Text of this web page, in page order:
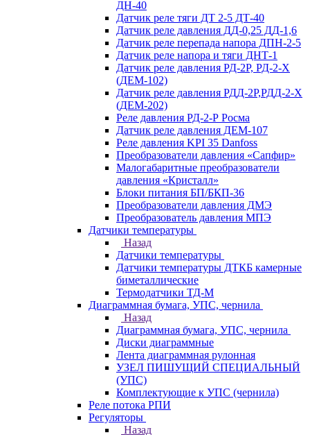
ДН-40
Датчик реле тяги ДТ 2-5 ДТ-40
Датчик реле давления ДД-0,25 ДД-1,6
Датчик реле перепада напора ДПН-2-5
Датчик реле напора и тяги ДНТ-1
Датчик реле давления РД-2Р, РД-2-Х
(ДЕМ-102)
Датчик реле давления РДД-2Р,РДД-2-Х
(ДЕМ-202)
Реле давления РД-2-Р Росма
Датчик реле давления ДЕМ-107
Реле давления KPI 35 Danfoss
Преобразователи давления «Сапфир»
Малогабаритные преобразователи
давления «Кристалл»
Блоки питания БП/БКП-36
Преобразователи давления ДМЭ
Преобразователь давления МПЭ
Датчики температуры
Назад
Датчики температуры
Датчики температуры ДТКБ камерные
биметаллические
Термодатчики ТД-М
Диаграммная бумага, УПС, чернила
Назад
Диаграммная бумага, УПС, чернила
Диски диаграммные
Лента диаграммная рулонная
УЗЕЛ ПИШУЩИЙ СПЕЦИАЛЬНЫЙ
(УПС)
Комплектующие к УПС (чернила)
Реле потока РПИ
Регуляторы
Назад